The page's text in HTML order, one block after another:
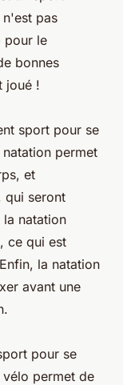
pas
pour le
bonnes
joué !
sport pour se
permet
et
qui seront
natation
ce qui est
la natation
avant une
pour se
permet de